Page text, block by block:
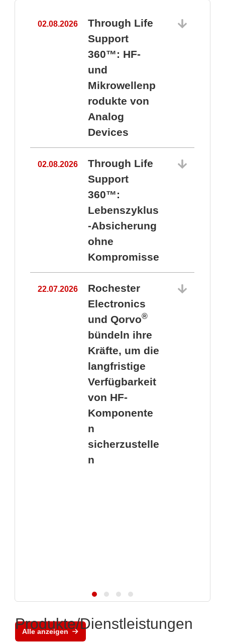
02.08.2026
Through Life
Support
360™: HF-
und
Mikrowellenp
rodukte von
Analog
Devices
02.08.2026
Through Life
Support
360™:
Lebenszyklus
-Absicherung
ohne
Kompromisse
22.07.2026
Rochester
Electronics
und Qorvo®
bündeln ihre
Kräfte, um die
langfristige
Verfügbarkeit
von HF-
Komponente
n
sicherzustelle
n
Alle anzeigen
Produkte/Dienstleistungen